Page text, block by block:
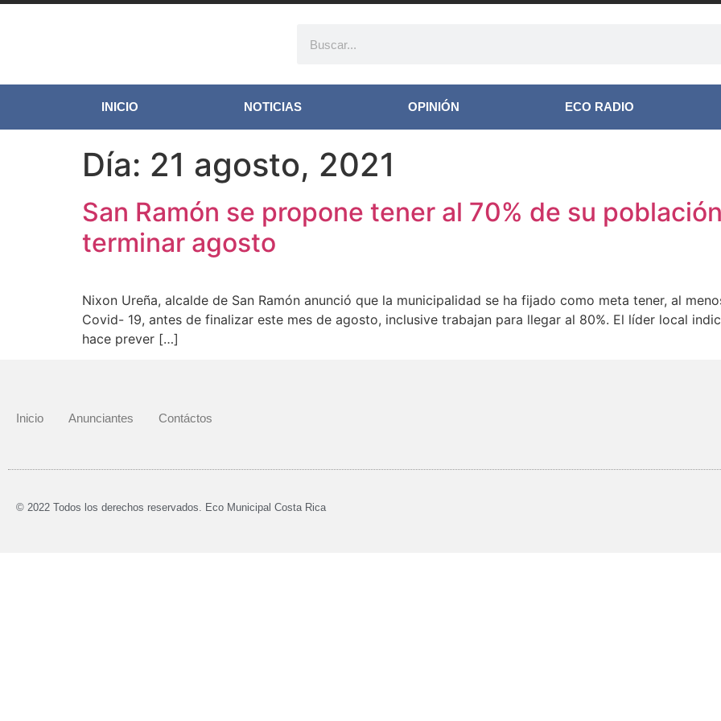
INICIO NOTICIAS OPINIÓN ECO RADIO
Día: 21 agosto, 2021
San Ramón se propone tener al 70% de su
terminar agosto
Nixon Ureña, alcalde de San Ramón anunció que la municipalidad se ha fijado como meta tener, al
Covid- 19, antes de finalizar este mes de agosto, inclusive trabajan para llegar al 80%. El líder local
hace prever […]
Inicio Anunciantes Contáctos
© 2022 Todos los derechos reservados. Eco Municipal Costa Rica